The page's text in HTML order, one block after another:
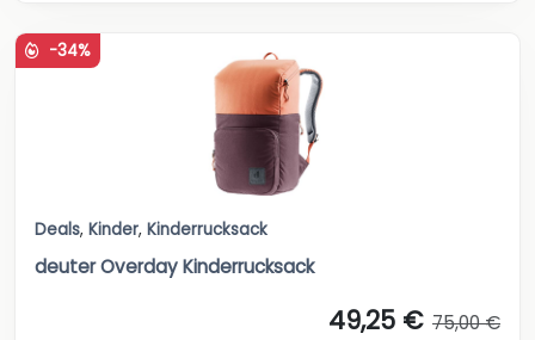
-34%
Deals, Kinder, Kinderrucksack
deuter Overday Kinderrucksack
49,25 € 75,00 €